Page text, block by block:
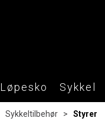
Løpesko Sykkel
Sykkeltilbehør > Styrer